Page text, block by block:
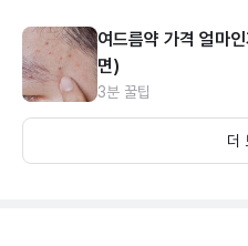
여드름약 가격 얼마
면)
3분 꿀팁
더